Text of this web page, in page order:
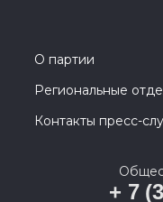
О партии
Региональные
Контакты пресс-
+ 7